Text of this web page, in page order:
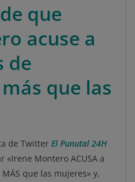
que
acuse a
de
que las
de Twitter El Punutal 24H
«Irene Montero ACUSA a
que las mujeres» y,